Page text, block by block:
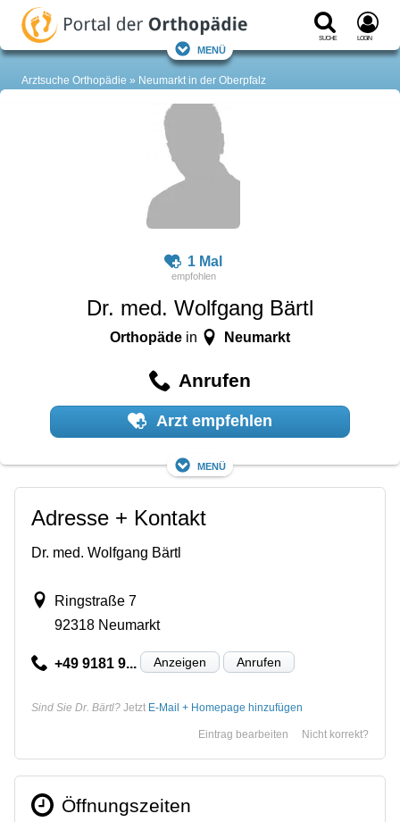
Suche Login
Menü
Arztsuche Orthopädie Neumarkt in der Oberpfalz
1 Mal
Dr. med. Wolfgang Bärtl
Orthopäde in Neumarkt
Anrufen
Arzt empfehlen
Menü
Adresse + Kontakt
Dr. med. Wolfgang Bärtl
Ringstraße 7
92318 Neumarkt
+49 9181 9... Anzeigen Anrufen
Sind Sie Dr. Bärtl? Jetzt E-Mail + Homepage hinzufügen
Nicht korrekt?
Eintrag bearbeiten
Öffnungszeiten